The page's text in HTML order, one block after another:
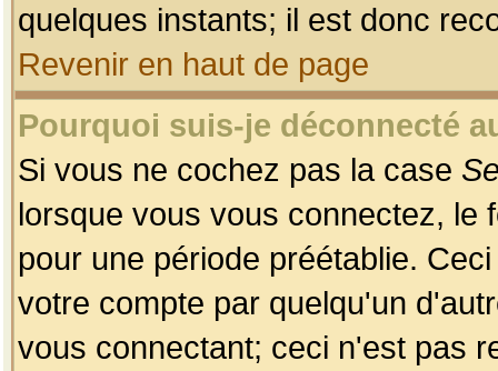
quelques instants; il est donc
Revenir en haut de page
Pourquoi suis-je déconnecté
Si vous ne cochez pas la case
lorsque vous vous connectez, le
pour une période préétablie.
votre compte par quelqu'un
vous connectant; ceci n'est pas